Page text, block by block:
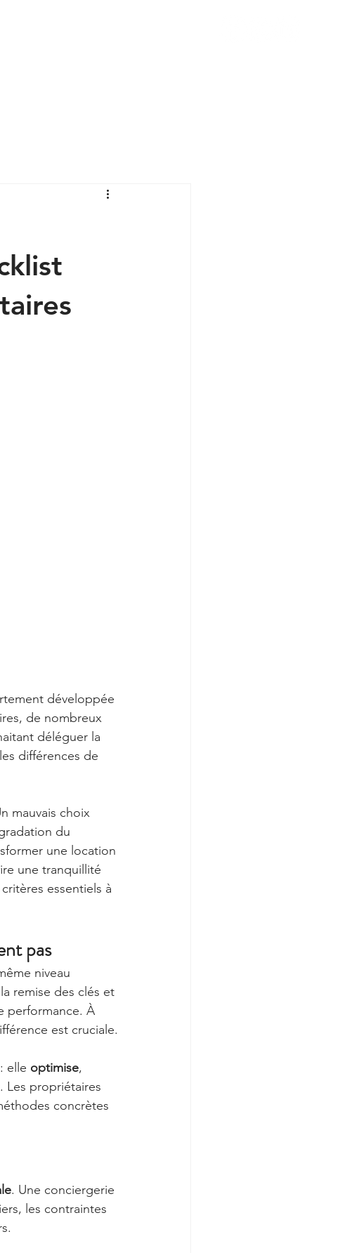
développée
de nombreux
déléguer la
différences de
mauvais choix
du
une location
une tranquillité
essentiels à
pas
niveau
remise des clés et
performance. À
est cruciale.
elle optimise,
Les propriétaires
concrètes
. Une conciergerie
les contraintes